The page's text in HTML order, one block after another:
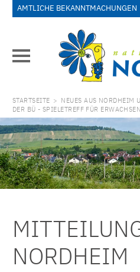
AMTLICHE BEKANNTMACHUNGEN
STARTSEITE > NEUES AUS NORDHEIM
DER BÜ - SPIELETREFF FÜR
NORDHEIM